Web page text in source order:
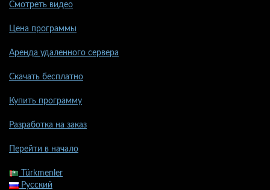
Смотреть видео
Цена программы
Аренда удаленного сервера
Скачать бесплатно
Купить программу
Разработка на заказ
Перейти в начало
Türkmenler
Русский